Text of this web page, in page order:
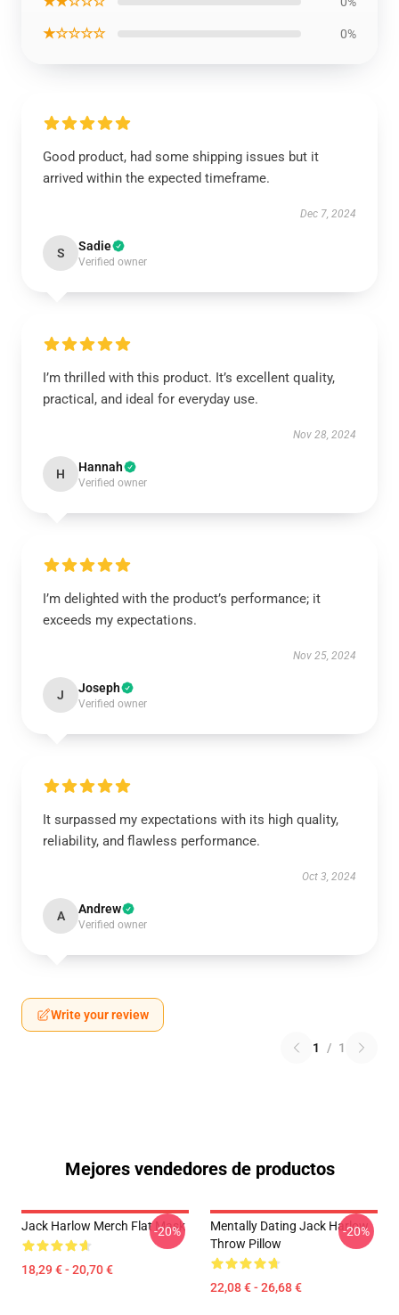
★☆☆☆☆ 0%
Good product, had some shipping issues but it
arrived within the expected timeframe.
Dec 7, 2024
S Sadie
Verified owner
I’m thrilled with this product. It’s excellent quality,
practical, and ideal for everyday use.
Nov 28, 2024
H Hannah
Verified owner
I’m delighted with the product’s performance; it
exceeds my expectations.
Nov 25, 2024
J Joseph
Verified owner
It surpassed my expectations with its high quality,
reliability, and flawless performance.
Oct 3, 2024
A Andrew
Verified owner
Write your review
1 / 1
Mejores vendedores de productos
Jack Harlow Merch Flat Mask
18,29 € - 20,70 €
-20%
Mentally Dating Jack Harlow
Throw Pillow
22,08 € - 26,68 €
-20%